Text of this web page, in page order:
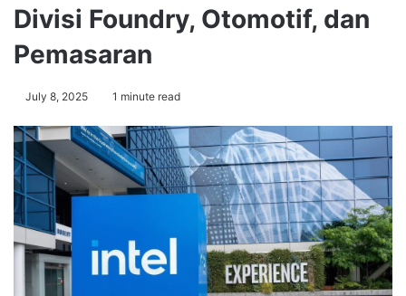
Divisi Foundry, Otomotif, dan
Pemasaran
July 8, 2025 1 minute read